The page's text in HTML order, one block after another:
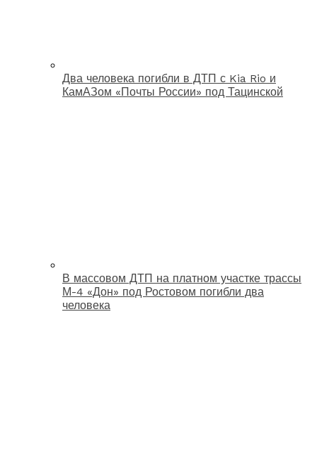
Два человека погибли в ДТП с Kia Rio и
КамАЗом «Почты России» под Тацинской
В массовом ДТП на платном участке трассы
М-4 «Дон» под Ростовом погибли два
человека